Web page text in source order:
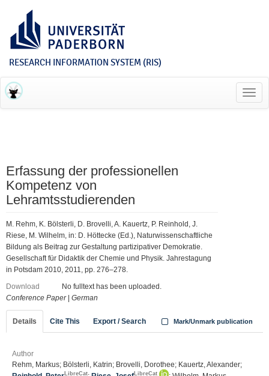
RESEARCH INFORMATION SYSTEM (RIS)
Erfassung der professionellen
Kompetenz von
Lehramtsstudierenden
M. Rehm, K. Bölsterli, D. Brovelli, A. Kauertz, P. Reinhold, J.
Riese, M. Wilhelm, in: D. Höttecke (Ed.), Naturwissenschaftliche
Bildung als Beitrag zur Gestaltung partizipativer Demokratie.
Gesellschaft für Didaktik der Chemie und Physik. Jahrestagung
in Potsdam 2010, 2011, pp. 276–278.
Download
No fulltext has been uploaded.
Conference Paper| German
Details Cite This Export / Search Mark/Unmark publication
Author
Rehm, Markus; Bölsterli, Katrin; Brovelli, Dorothee; Kauertz, Alexander;
LibreCat LibreCat